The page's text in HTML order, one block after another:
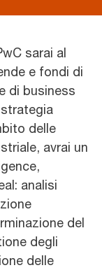
sarai al
e fondi di
di business
delle
avrai un
analisi
del
degli
delle